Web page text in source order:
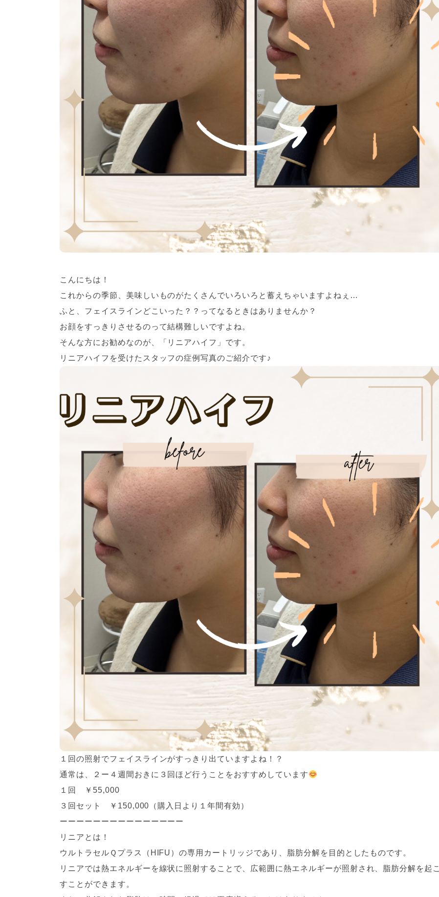
こんにちは！
これからの季節、美味しいものがたくさんでいろいろと蓄えちゃいますよねぇ…
ふと、フェイスラインどこいった？？ってなるときはありませんか？
お顔をすっきりさせるのって結構難しいですよね。
そんな方にお勧めなのが、「リニアハイフ」です。
リニアハイフを受けたスタッフの症例写真のご紹介です♪
１回の照射でフェイスラインがすっきり出ていますよね！？
通常は、２ー４週間おきに３回ほど行うことをおすすめしています
１回 ￥55,000
３回セット ￥150,000（購入日より１年間有効）
ーーーーーーーーーーーーーーー
リニアとは！
ウルトラセルＱプラス（HIFU）の専用カートリッジであり、脂肪分解を目的としたものです。
リニアでは熱エネルギーを線状に照射することで、広範囲に熱エネルギーが照射され、脂肪分解を起こ
すことができます。